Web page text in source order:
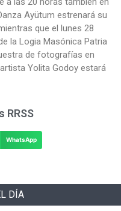
Ayütum estrenará su
que el lunes 28
la Logia Masónica Patria
de fotografías en
Yolita Godoy estará
RRSS
WhatsApp
DÍA